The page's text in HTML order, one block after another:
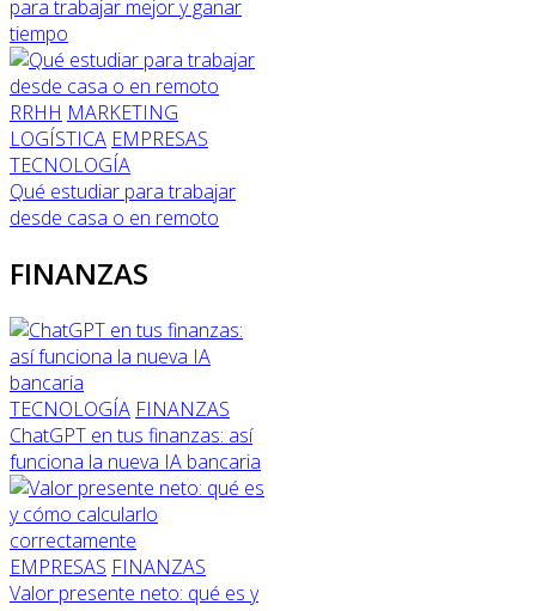
para trabajar mejor y ganar
tiempo
RRHH MARKETING
LOGÍSTICA EMPRESAS
TECNOLOGÍA
Qué estudiar para trabajar
desde casa o en remoto
FINANZAS
TECNOLOGÍA FINANZAS
ChatGPT en tus finanzas: así
funciona la nueva IA bancaria
EMPRESAS FINANZAS
Valor presente neto: qué es y